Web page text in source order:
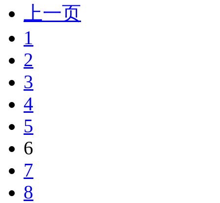
上一页
1
2
3
4
5
6
7
8